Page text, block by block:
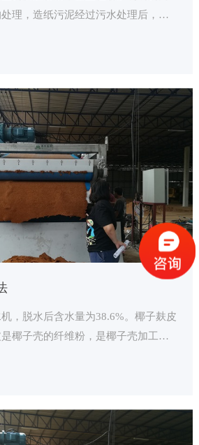
理，造纸污泥经过污水处理后，只
，脱水后含水量为38.6%。椰子麸皮
椰子壳的纤维粉，是椰子壳加工后